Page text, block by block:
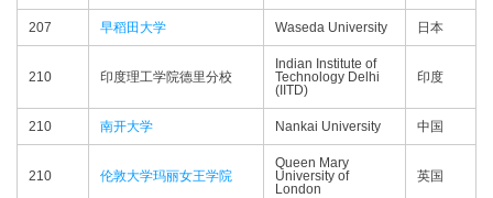
207 早稻田大学 Waseda University 日本
210 印度理工学院德里分校
Indian Institute of
Technology Delhi
(IITD)
印度
210 南开大学 Nankai University 中国
210 伦敦大学玛丽女王学院
Queen Mary
University of
London
英国